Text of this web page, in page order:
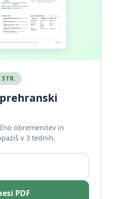
obremenitev in
v 3 tednih.
PDF